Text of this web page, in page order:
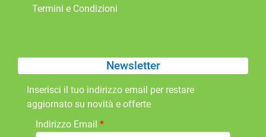
Termini e Condizioni
Newsletter
Inserisci il tuo indirizzo email per restare
aggiornato su novità e offerte
Indirizzo Email *